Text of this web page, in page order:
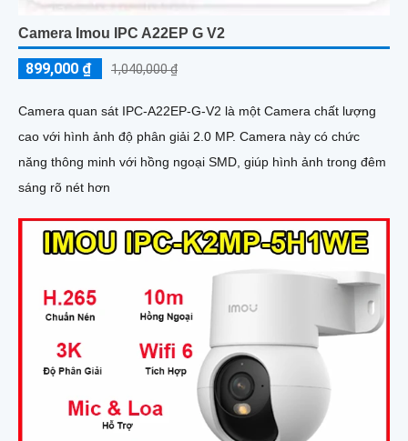
Camera Imou IPC A22EP G V2
899,000 ₫ 1,040,000 ₫
Camera quan sát IPC-A22EP-G-V2 là một Camera chất lượng
cao với hình ảnh độ phân giải 2.0 MP. Camera này có chức
năng thông minh với hồng ngoại SMD, giúp hình ảnh trong đêm
sáng rõ nét hơn